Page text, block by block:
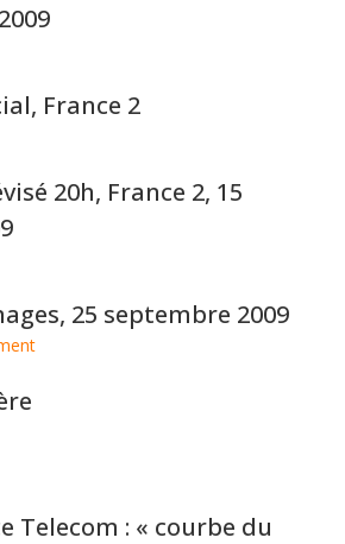
France 2
20h, France 2, 15
25 septembre 2009
Telecom : « courbe du